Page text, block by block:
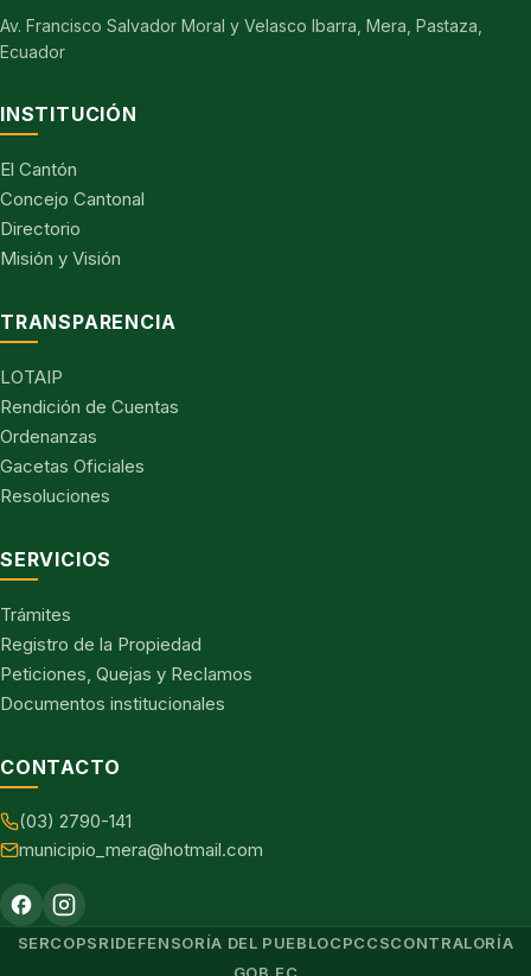
Av. Francisco Salvador Moral y Velasco Ibarra, Mera, Pastaza,
Ecuador
INSTITUCIÓN
El Cantón
Concejo Cantonal
Directorio
Misión y Visión
TRANSPARENCIA
LOTAIP
Rendición de Cuentas
Ordenanzas
Gacetas Oficiales
Resoluciones
SERVICIOS
Trámites
Registro de la Propiedad
Peticiones, Quejas y Reclamos
Documentos institucionales
CONTACTO
(03) 2790-141
municipio_mera@hotmail.com
SERCOPSRIDEFENSORÍA DEL PUEBLOCPCCSCONTRALORÍA